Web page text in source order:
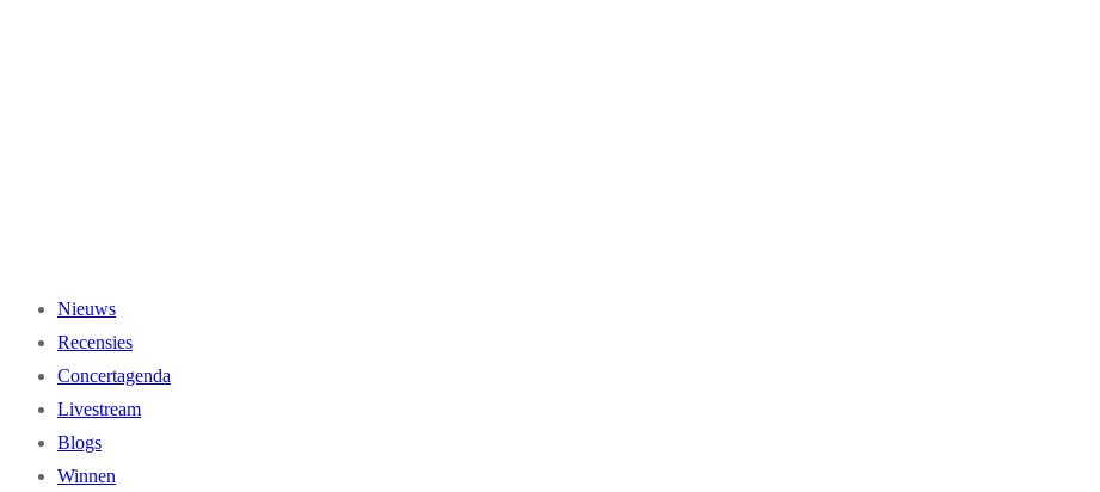
Nieuws
Recensies
Concertagenda
Livestream
Blogs
Winnen